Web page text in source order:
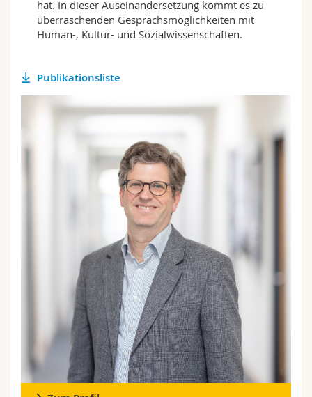
hat. In dieser Auseinandersetzung kommt es zu
überraschenden Gesprächsmöglichkeiten mit
Human-, Kultur- und Sozialwissenschaften.
Publikationsliste